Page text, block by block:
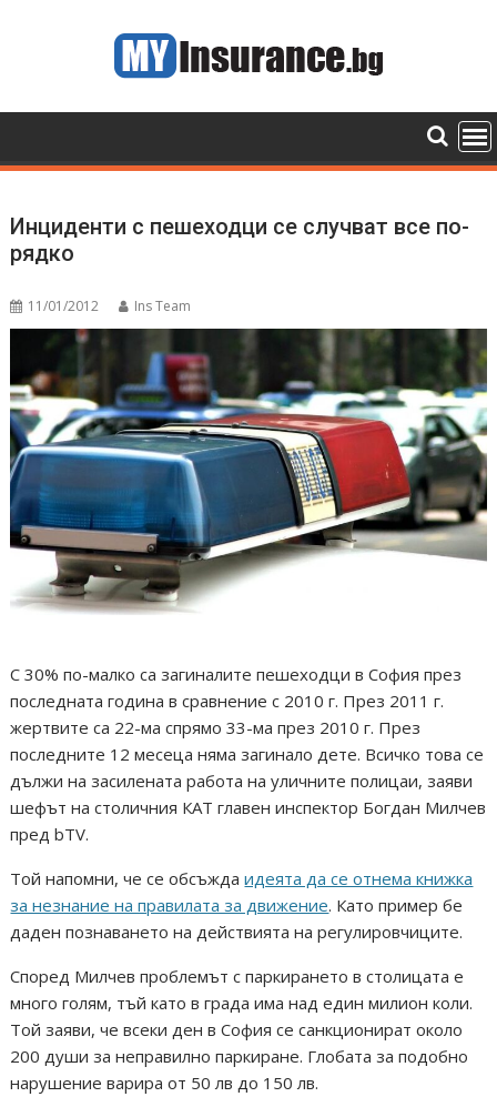
Инциденти с пешеходци се случват все по-
рядко
11/01/2012 Ins Team
С 30% по-малко са загиналите пешеходци в София през
последната година в сравнение с 2010 г. През 2011 г.
жертвите са 22-ма спрямо 33-ма през 2010 г. През
последните 12 месеца няма загинало дете. Всичко това се
дължи на засилената работа на уличните полицаи, заяви
шефът на столичния КАТ главен инспектор Богдан Милчев
пред bTV.
Той напомни, че се обсъждаидеята да се отнема книжка
за незнание на правилата за движение. Като пример бе
даден познаването на действията на регулировчиците.
Според Милчев проблемът с паркирането в столицата е
много голям, тъй като в града има над един милион коли.
Той заяви, че всеки ден в София се санкционират около
200 души за неправилно паркиране. Глобата за подобно
нарушение варира от 50 лв до 150 лв.